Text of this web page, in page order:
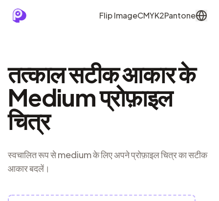
Flip ImageCMYK2Pantone
तत्काल सटीक आकार के
Medium प्रोफ़ाइल
चित्र
स्वचालित रूप से medium के लिए अपने प्रोफ़ाइल चित्र का सटीक
आकार बदलें।